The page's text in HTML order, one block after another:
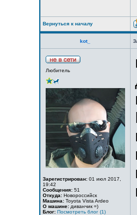
Вернуться к началу
kot_
Любитель
Зарегистрирован: 01 июл 2017,
19:42
Сообщения: 51
Откуда: Новороссийск
Машина: Toyota Vista Ardeo
О машине: диванчик =)
Блог: Посмотреть блог (1)